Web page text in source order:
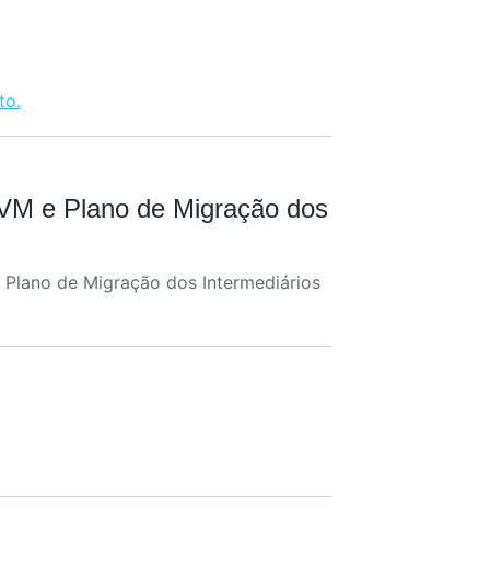
e Plano de Migração dos
de Migração dos Intermediários